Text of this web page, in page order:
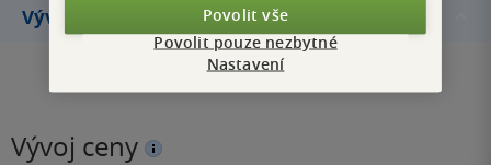
Vývoj ceny
Vývoj ceny
Povolit vše
Povolit pouze nezbytné
Nastavení